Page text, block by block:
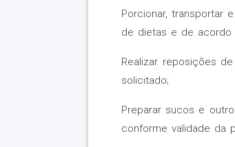
Porcionar, transportar
de dietas e de acordo
Realizar reposições
solicitado;
Preparar sucos e
conforme validade da